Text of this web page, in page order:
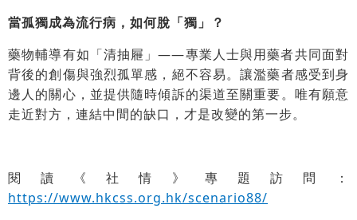
當孤獨成為流行病，如何脫「獨」？
藥物輔導有如「清抽屜」——專業人士與用藥者共同面對
背後的創傷與強烈孤單感，絕不容易。讓濫藥者感受到身
邊人的關心，並提供隨時傾訴的渠道至關重要。唯有願意
走近對方，連結中間的缺口，才是改變的第一步。
閱讀《社情》專題訪問：
https://www.hkcss.org.hk/scenario88/